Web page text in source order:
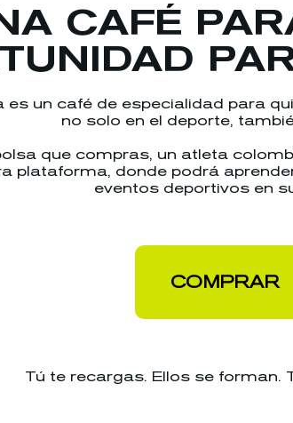
CAFÉ
es un café de especialidad para
no solo en el deporte,
que compras, un atleta
plataforma, donde podrá
eventos deportivos en
COMPRAR
Tú te recargas. Ellos se forman.